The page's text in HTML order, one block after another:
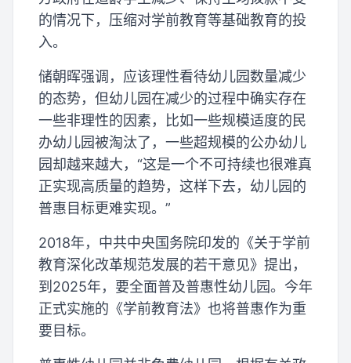
的情况下，压缩对学前教育等基础教育的投
入。
储朝晖强调，应该理性看待幼儿园数量减少
的态势，但幼儿园在减少的过程中确实存在
一些非理性的因素，比如一些规模适度的民
办幼儿园被淘汰了，一些超规模的公办幼儿
园却越来越大，“这是一个不可持续也很难真
正实现高质量的趋势，这样下去，幼儿园的
普惠目标更难实现。”
2018年，中共中央国务院印发的《关于学前
教育深化改革规范发展的若干意见》提出，
到2025年，要全面普及普惠性幼儿园。今年
正式实施的《学前教育法》也将普惠作为重
要目标。